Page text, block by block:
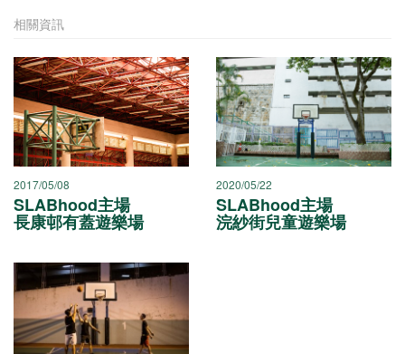
相關資訊
2017/05/08
SLABhood主場
長康邨有蓋遊樂場
2020/05/22
SLABhood主場
浣紗街兒童遊樂場